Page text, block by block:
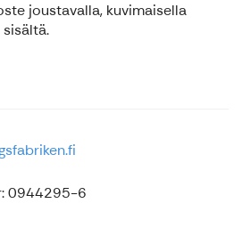
joustavalla, kuvimaisella
0944295-6